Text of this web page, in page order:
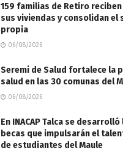
159 familias de Retiro
sus viviendas y consolidan el
propia
06/08/2026
Seremi de Salud fortalece la
salud en las 30 comunas del
06/08/2026
En INACAP Talca se
becas que impulsarán el
de estudiantes del Maule